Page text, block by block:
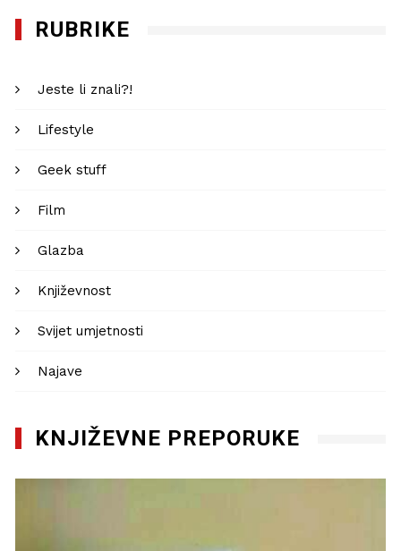
RUBRIKE
Jeste li znali?!
Lifestyle
Geek stuff
Film
Glazba
Književnost
Svijet umjetnosti
Najave
KNJIŽEVNE PREPORUKE